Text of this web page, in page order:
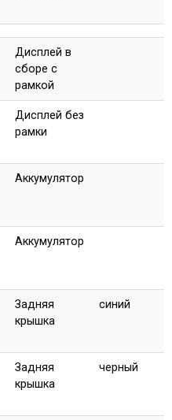
Дисплей в
сборе с
рамкой
Дисплей без
рамки
Аккумулятор
Аккумулятор
Задняя
крышка
синий
Задняя
крышка
черный